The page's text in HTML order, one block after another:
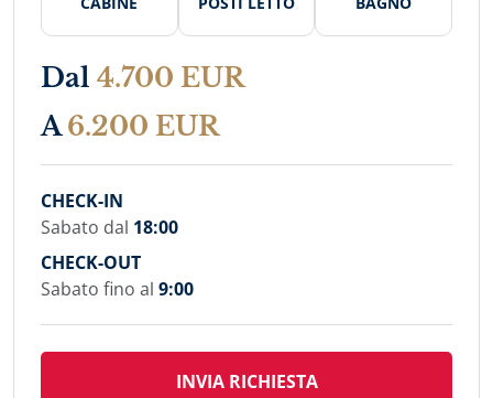
Dal 4.700 EUR
A 6.200 EUR
CHECK-IN
Sabato dal 18:00
CHECK-OUT
Sabato fino al 9:00
INVIA RICHIESTA